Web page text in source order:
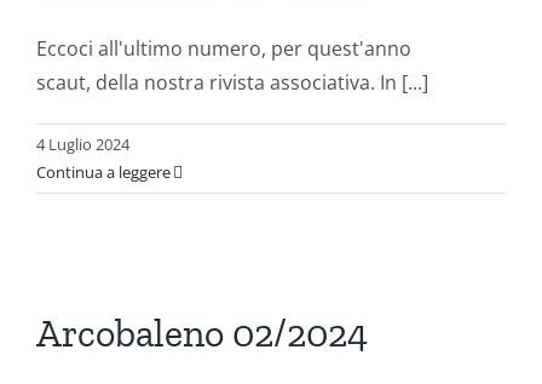
Eccoci all'ultimo numero, per quest'anno
scaut, della nostra rivista associativa. In [...]
4 Luglio 2024
Continua a leggere
Arcobaleno 02/2024